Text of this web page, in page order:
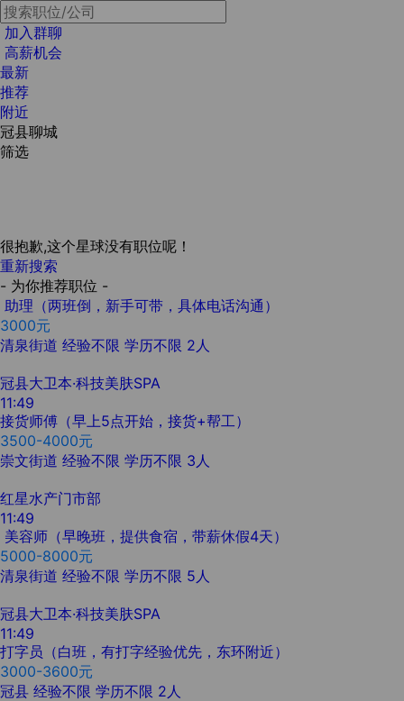
加入群聊
高薪机会
最新
推荐
附近
冠县聊城
筛选
很抱歉,这个星球没有职位呢！
重新搜索
- 为你推荐职位 -
助理（两班倒，新手可带，具体电话沟通）
3000元
清泉街道 经验不限 学历不限 2人
冠县大卫本·科技美肤SPA
11:49
接货师傅（早上5点开始，接货+帮工）
3500-4000元
崇文街道 经验不限 学历不限 3人
红星水产门市部
11:49
美容师（早晚班，提供食宿，带薪休假4天）
5000-8000元
清泉街道 经验不限 学历不限 5人
冠县大卫本·科技美肤SPA
11:49
打字员（白班，有打字经验优先，东环附近）
3000-3600元
冠县 经验不限 学历不限 2人